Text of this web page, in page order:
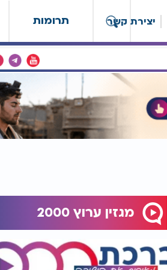
תרומות יצירת קשר
מגזין ערוץ 2000